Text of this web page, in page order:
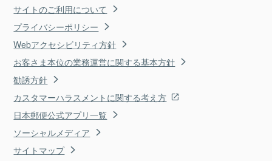
サイトのご利用について
プライバシーポリシー
Webアクセシビリティ方針
お客さま本位の業務運営に関する基本方針
勧誘方針
カスタマーハラスメントに関する考え方
日本郵便公式アプリ一覧
ソーシャルメディア
サイトマップ